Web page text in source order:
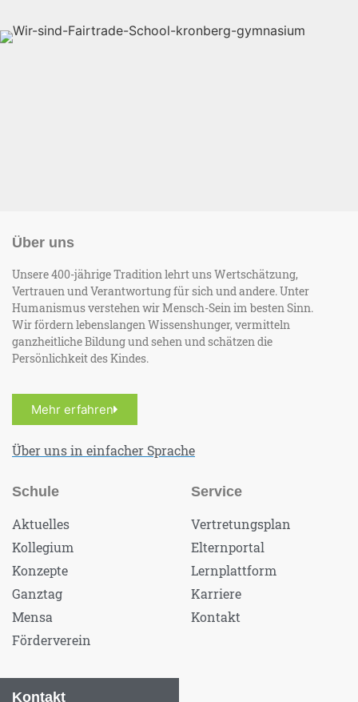
Über uns
Unsere 400-jährige Tradition lehrt uns Wertschätzung,
Vertrauen und Verantwortung für sich und andere. Unter
Humanismus verstehen wir Mensch-Sein im besten Sinn.
Wir fördern lebenslangen Wissenshunger, vermitteln
ganzheitliche Bildung und sehen und schätzen die
Persönlichkeit des Kindes.
Mehr erfahren
Über uns in einfacher Sprache
Schule
Aktuelles
Kollegium
Konzepte
Ganztag
Mensa
Förderverein
Service
Vertretungsplan
Elternportal
Lernplattform
Karriere
Kontakt
Kontakt